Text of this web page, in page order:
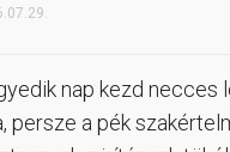
nap kezd necces
persze a pék